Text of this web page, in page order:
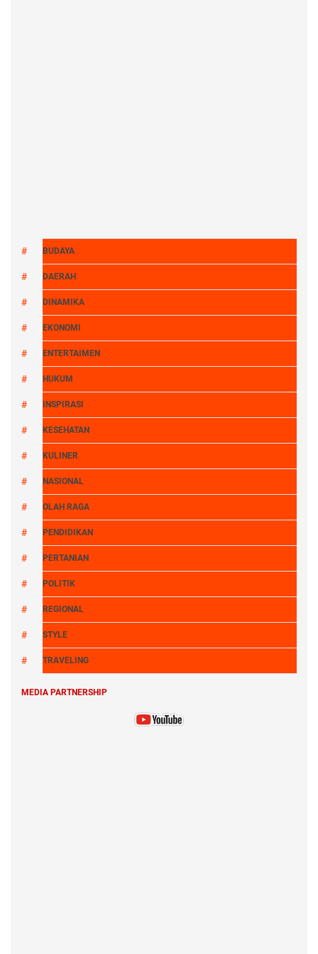
BUDAYA
DAERAH
DINAMIKA
EKONOMI
ENTERTAIMEN
HUKUM
INSPIRASI
KESEHATAN
KULINER
NASIONAL
OLAH RAGA
PENDIDIKAN
PERTANIAN
POLITIK
REGIONAL
STYLE
TRAVELING
MEDIA PARTNERSHIP